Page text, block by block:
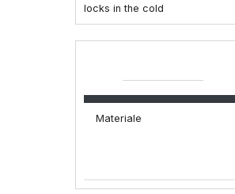
locks in the cold
Materiale